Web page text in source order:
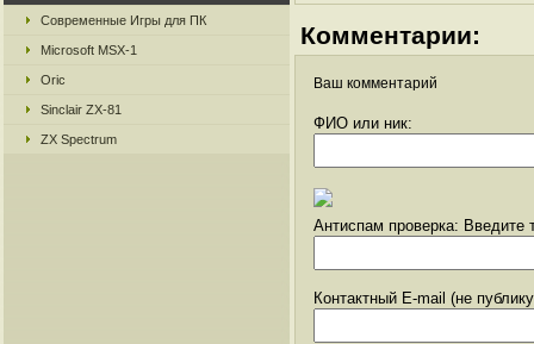
Современные Игры для ПК
Microsoft MSX-1
Oric
Sinclair ZX-81
ZX Spectrum
Комментарии:
Ваш комментарий
ФИО или ник:
Антиспам проверка: Введите
Контактный E-mail (не